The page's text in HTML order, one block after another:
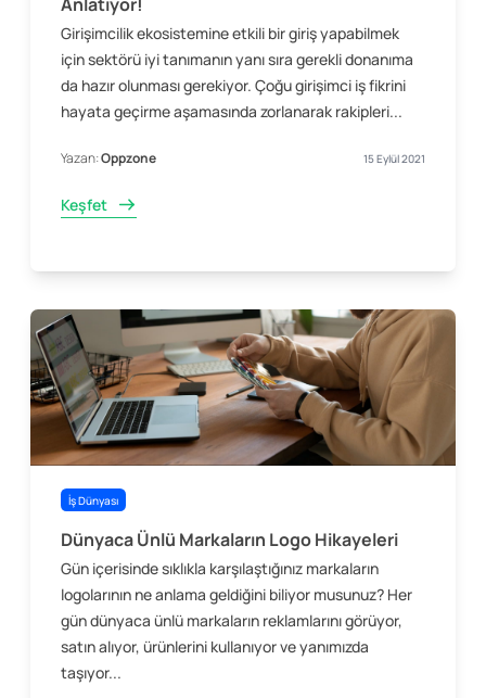
Girişimcilik ekosistemine etkili bir giriş yapabilmek
için sektörü iyi tanımanın yanı sıra gerekli donanıma
da hazır olunması gerekiyor. Çoğu girişimci iş fikrini
hayata geçirme aşamasında zorlanarak rakipleri...
Yazan:Oppzone 15 Eylül 2021
Keşfet
İş Dünyası
Dünyaca Ünlü Markaların Logo Hikayeleri
Gün içerisinde sıklıkla karşılaştığınız markaların
logolarının ne anlama geldiğini biliyor musunuz? Her
gün dünyaca ünlü markaların reklamlarını görüyor,
satın alıyor, ürünlerini kullanıyor ve yanımızda
taşıyor...